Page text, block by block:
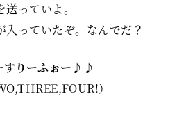
っていよ。
っていたぞ。なんでだ？
すりーふぉー♪♪
）